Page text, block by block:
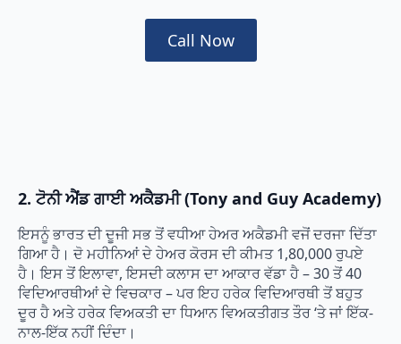
Call Now
2. ਟੋਨੀ ਐਂਡ ਗਾਈ ਅਕੈਡਮੀ (Tony and Guy Academy)
ਇਸਨੂੰ ਭਾਰਤ ਦੀ ਦੂਜੀ ਸਭ ਤੋਂ ਵਧੀਆ ਹੇਅਰ ਅਕੈਡਮੀ ਵਜੋਂ ਦਰਜਾ ਦਿੱਤਾ
ਗਿਆ ਹੈ। ਦੋ ਮਹੀਨਿਆਂ ਦੇ ਹੇਅਰ ਕੋਰਸ ਦੀ ਕੀਮਤ 1,80,000 ਰੁਪਏ
ਹੈ। ਇਸ ਤੋਂ ਇਲਾਵਾ, ਇਸਦੀ ਕਲਾਸ ਦਾ ਆਕਾਰ ਵੱਡਾ ਹੈ – 30 ਤੋਂ 40
ਵਿਦਿਆਰਥੀਆਂ ਦੇ ਵਿਚਕਾਰ – ਪਰ ਇਹ ਹਰੇਕ ਵਿਦਿਆਰਥੀ ਤੋਂ ਬਹੁਤ
ਦੂਰ ਹੈ ਅਤੇ ਹਰੇਕ ਵਿਅਕਤੀ ਦਾ ਧਿਆਨ ਵਿਅਕਤੀਗਤ ਤੌਰ ‘ਤੇ ਜਾਂ ਇੱਕ-
ਨਾਲ-ਇੱਕ ਨਹੀਂ ਦਿੰਦਾ।